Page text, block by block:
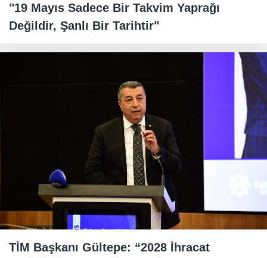
"19 Mayıs Sadece Bir Takvim Yaprağı
Değildir, Şanlı Bir Tarihtir"
TİM Başkanı Gültepe: “2028 İhracat